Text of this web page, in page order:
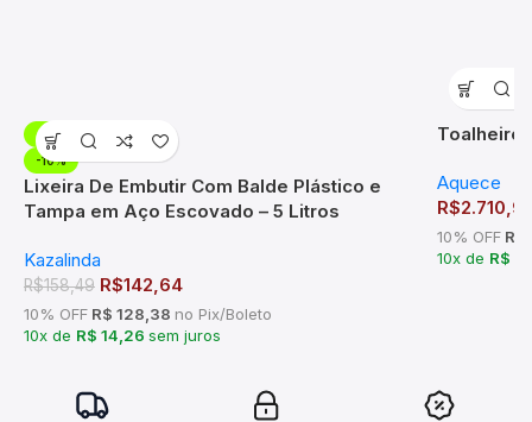
-10%
-10%
Lixeira De Embutir Com Balde Plástico e
Tampa em Aço Escovado – 5 Litros
Kazalinda
R$158,49 R$142,64
10% OFF R$ 128,38 no Pix/Boleto
10x de R$ 14,26 sem juros
Toalheiro
Aquece
R$
10% OFF
10x de R$